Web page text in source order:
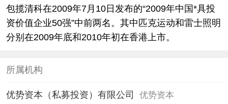
包揽清科在2009年7月10日发布的“2009年中国*具投
资价值企业50强”中前两名。其中匹克运动和雷士照明
分别在2009年底和2010年初在香港上市。
所属机构
优势资本（私募投资）有限公司 优势资本